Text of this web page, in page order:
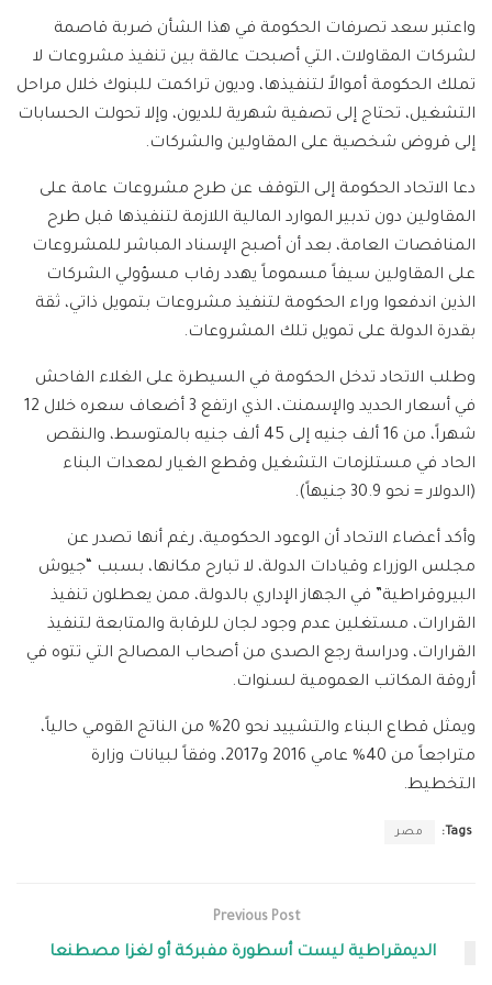
واعتبر سعد تصرفات الحكومة في هذا الشأن ضربة قاصمة
لشركات المقاولات، التي أصبحت عالقة بين تنفيذ مشروعات لا
تملك الحكومة أموالاً لتنفيذها، وديون تراكمت للبنوك خلال مراحل
التشغيل، تحتاج إلى تصفية شهرية للديون، وإلا تحولت الحسابات
إلى قروض شخصية على المقاولين والشركات.
دعا الاتحاد الحكومة إلى التوقف عن طرح مشروعات عامة على
المقاولين دون تدبير الموارد المالية اللازمة لتنفيذها قبل طرح
المناقصات العامة، بعد أن أصبح الإسناد المباشر للمشروعات
على المقاولين سيفاً مسموماً يهدد رقاب مسؤولي الشركات
الذين اندفعوا وراء الحكومة لتنفيذ مشروعات بتمويل ذاتي، ثقة
بقدرة الدولة على تمويل تلك المشروعات.
وطلب الاتحاد تدخل الحكومة في السيطرة على الغلاء الفاحش
في أسعار الحديد والإسمنت، الذي ارتفع 3 أضعاف سعره خلال 12
شهراً، من 16 ألف جنيه إلى 45 ألف جنيه بالمتوسط، والنقص
الحاد في مستلزمات التشغيل وقطع الغيار لمعدات البناء
(الدولار = نحو 30.9 جنيهاً).
وأكد أعضاء الاتحاد أن الوعود الحكومية، رغم أنها تصدر عن
مجلس الوزراء وقيادات الدولة، لا تبارح مكانها، بسبب “جيوش
البيروقراطية” في الجهاز الإداري بالدولة، ممن يعطلون تنفيذ
القرارات، مستغلين عدم وجود لجان للرقابة والمتابعة لتنفيذ
القرارات، ودراسة رجع الصدى من أصحاب المصالح التي تتوه في
أروقة المكاتب العمومية لسنوات.
ويمثل قطاع البناء والتشييد نحو 20% من الناتج القومي حالياً،
متراجعاً من 40% عامي 2016 و2017، وفقاً لبيانات وزارة
التخطيط.
Tags: مصر
Previous Post
الديمقراطية ليست أسطورة مفبركة أو لغزا مصطنعا